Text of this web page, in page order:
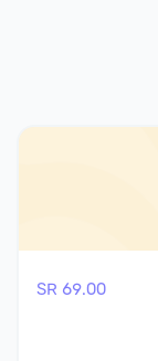
69.00 SR